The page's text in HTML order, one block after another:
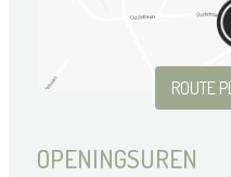
ROUTE
OPENINGSUREN